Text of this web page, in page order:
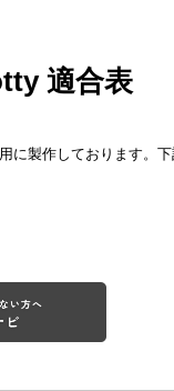
適合表
製作しております。